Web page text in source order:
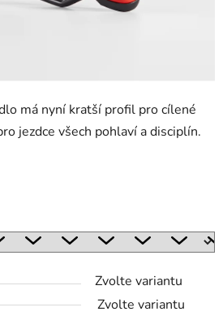
má nyní kratší profil pro cílené
jezdce všech pohlaví a disciplín.
Zvolte variantu
Zvolte variantu